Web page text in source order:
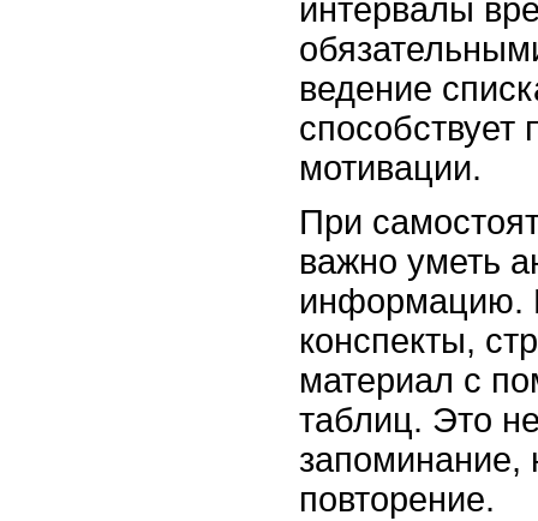
интервалы
ведение
мотивации.
При
важно уметь
информацию.
конспекты,
материал с
таблиц. Это
запоминание,
повторение.